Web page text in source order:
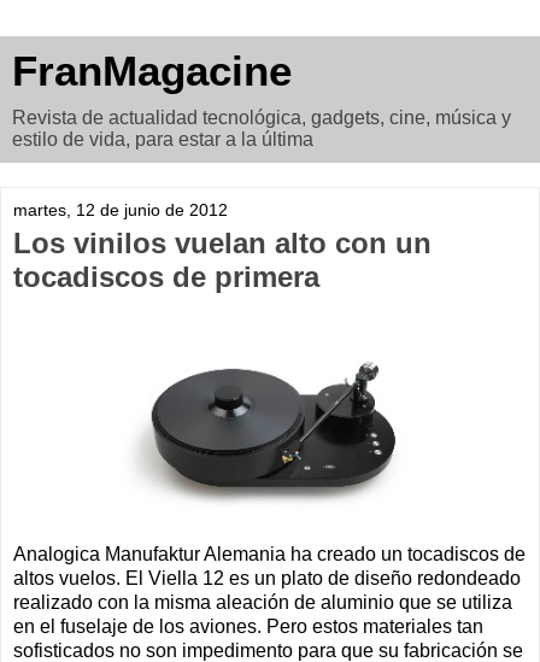
FranMagacine
Revista de actualidad tecnológica, gadgets, cine, música y
estilo de vida, para estar a la última
martes, 12 de junio de 2012
Los vinilos vuelan alto con un
tocadiscos de primera
Analogica Manufaktur Alemania ha creado un tocadiscos de
altos vuelos. El Viella 12 es un plato de diseño redondeado
realizado con la misma aleación de aluminio que se utiliza
en el fuselaje de los aviones. Pero estos materiales tan
sofisticados no son impedimento para que su fabricación se